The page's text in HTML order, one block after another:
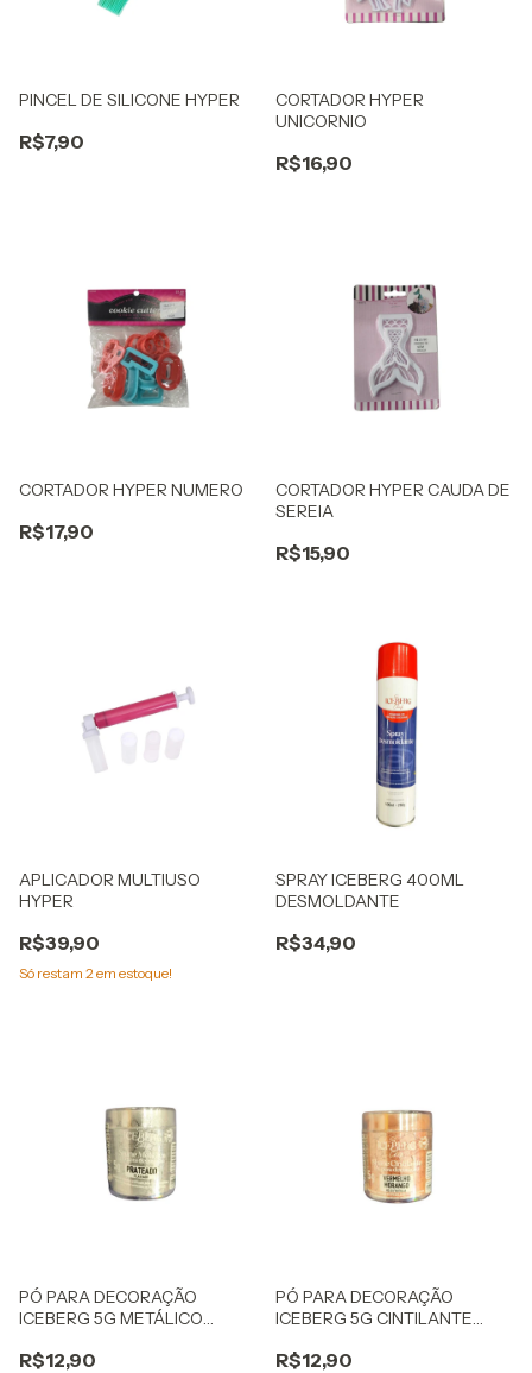
PINCEL DE SILICONE HYPER
R$7,90
CORTADOR HYPER
UNICORNIO
R$16,90
CORTADOR HYPER NUMERO
R$17,90
CORTADOR HYPER CAUDA DE
SEREIA
R$15,90
APLICADOR MULTIUSO
HYPER
R$39,90
Só restam 2em estoque!
SPRAY ICEBERG 400ML
DESMOLDANTE
R$34,90
PÓ PARA DECORAÇÃO
ICEBERG 5G METÁLICO
R$12,90
PÓ PARA DECORAÇÃO
ICEBERG 5G CINTILANTE
R$12,90